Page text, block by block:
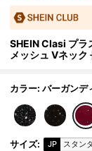
SHEIN Clasi プラ
メッシュ Vネック
カラー: バーガンデ
サイズ: JP スタン